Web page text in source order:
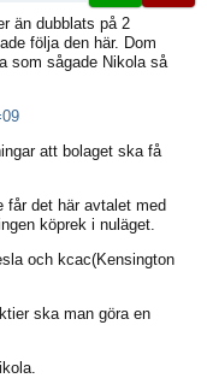
än dubblats på 2
följa den här. Dom
som sågade Nikola så
att bolaget ska få
får det här avtalet med
köprek i nuläget.
och kcac(Kensington
ska man göra en